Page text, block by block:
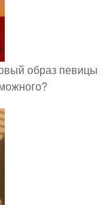
образ певицы